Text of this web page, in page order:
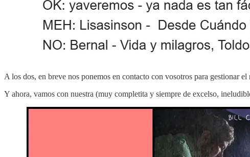
A los dos, en breve nos ponemos en contacto con vosotros para gestionar
Y ahora, vamos con nuestra (muy completita y siempre de excelso,